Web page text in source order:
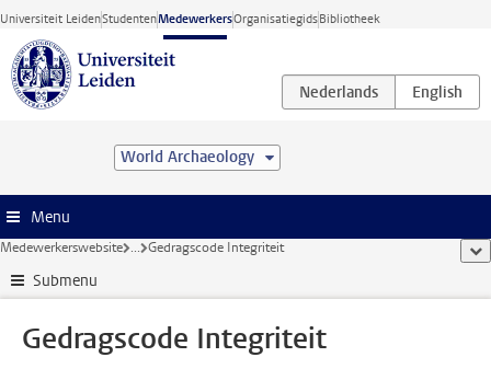
Ga direct naar de inhoud
Universiteit LeidenStudentenMedewerkersOrganisatiegidsBibliotheek
World Archaeology
Menu
Medewerkerswebsite ... Gedragscode Integriteit
Submenu
Gedragscode Integriteit